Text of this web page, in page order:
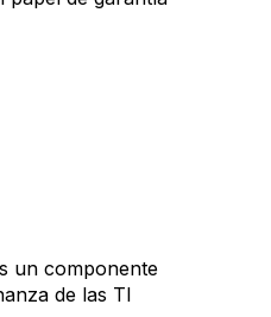
un componente
de las TI